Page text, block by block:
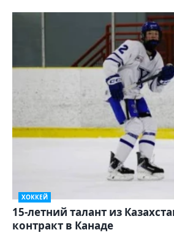
ХОККЕЙ
15-летний талант из
контракт в Канаде